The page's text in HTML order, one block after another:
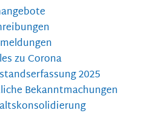
zu Corona
2025
Bekanntmachungen